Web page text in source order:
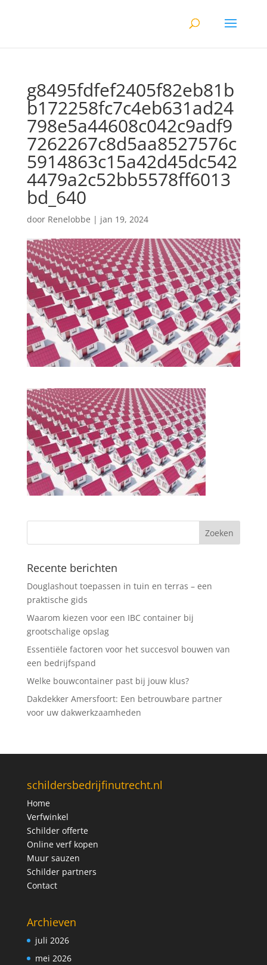
g8495fdfef2405f82eb81b
b172258fc7c4eb631ad24
798e5a44608c042c9adf9
7262267c8d5aa8527576c
5914863c15a42d45dc542
4479a2c52bb5578ff6013
bd_640
door Renelobbe | jan 19, 2024
Recente berichten
Douglashout toepassen in tuin en terras – een
praktische gids
Waarom kiezen voor een IBC container bij
grootschalige opslag
Essentiële factoren voor het succesvol bouwen van
een bedrijfspand
Welke bouwcontainer past bij jouw klus?
Dakdekker Amersfoort: Een betrouwbare partner
voor uw dakwerkzaamheden
schildersbedrijfinutrecht.nl
Home
Verfwinkel
Schilder offerte
Online verf kopen
Muur sauzen
Schilder partners
Contact
Archieven
juli 2026
mei 2026